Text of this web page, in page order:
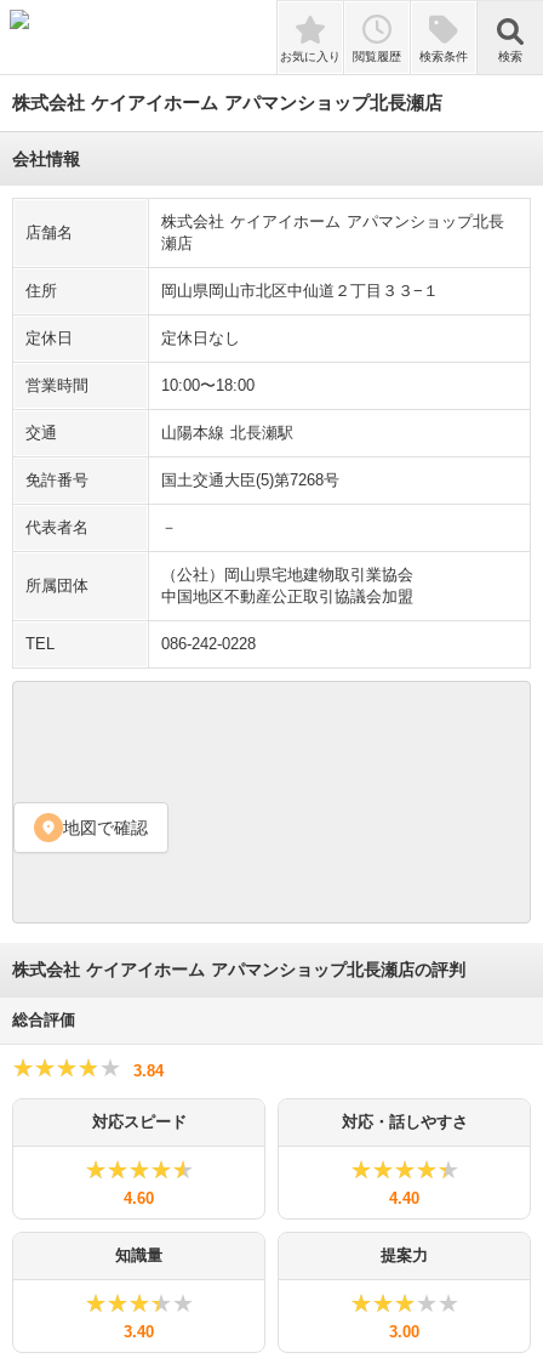
検索
お気に入り 閲覧履歴 検索条件 検索
株式会社 ケイアイホーム アパマンショップ北長瀬店
会社情報
店舗名
株式会社 ケイアイホーム アパマンショップ北長
瀬店
住所 岡山県岡山市北区中仙道２丁目３３−１
定休日 定休日なし
営業時間 10:00〜18:00
交通 山陽本線 北長瀬駅
免許番号 国土交通大臣(5)第7268号
代表者名 －
所属団体
（公社）岡山県宅地建物取引業協会
中国地区不動産公正取引協議会加盟
TEL 086-242-0228
location_on 地図で確認
株式会社 ケイアイホーム アパマンショップ北長瀬店の評判
総合評価
★★★★★
★★★★★ 3.84
対応スピード
★★★★★
★★★★★
4.60
対応・話しやすさ
★★★★★
★★★★★
4.40
知識量
★★★★★
★★★★★
3.40
提案力
★★★★★
★★★★★
3.00